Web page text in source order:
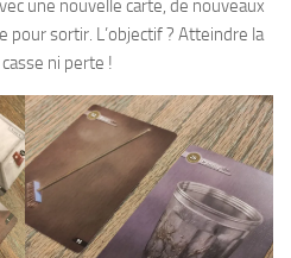
une nouvelle carte, de nouveaux
sortir. L’objectif ? Atteindre la
ni perte !